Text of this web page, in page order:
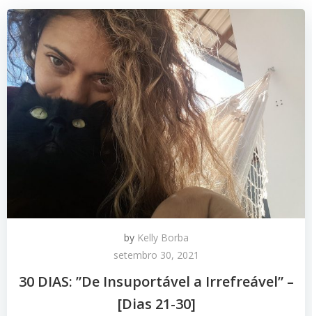
by Kelly Borba
setembro 30, 2021
30 DIAS: ”De Insuportável a Irrefreável” –
[Dias 21-30]